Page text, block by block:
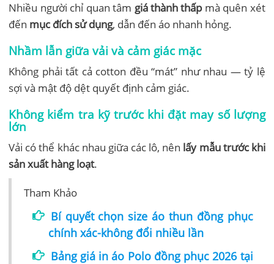
Nhiều người chỉ quan tâm giá thành thấpmà quên xét
đến mục đích sử dụng, dẫn đến áo nhanh hỏng.
Nhầm lẫn giữa vải và cảm giác mặc
Không phải tất cả cotton đều “mát” như nhau — tỷ lệ
sợi và mật độ dệt quyết định cảm giác.
Không kiểm tra kỹ trước khi đặt may số lượng
lớn
Vải có thể khác nhau giữa các lô, nên lấy mẫu trước khi
sản xuất hàng loạt.
Tham Khảo
Bí quyết chọn size áo thun đồng phục
chính xác-không đổi nhiều lần
Bảng giá in áo Polo đồng phục 2026 tại